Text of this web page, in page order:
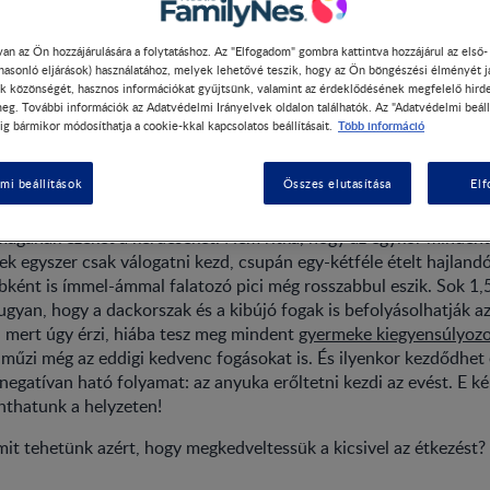
gyerek - konyhai
csemetéknek
következetlenség vagy csupán gyermeki hóbort? – nem egy
ezeket a kérdéseket. Nem ritka, hogy az egykor
egyszer csak válogatni kezd, csupán egy-kétféle ételt
is ímmel-ámmal falatozó pici még rosszabbul eszik. Sok
hogy a dackorszak és a kibújó fogak is befolyásolhatják
mert úgy érzi, hiába tesz meg mindent gyermeke
még az eddigi kedvenc fogásokat is. És ilyenkor
ható folyamat: az anyuka erőltetni kezdi az evést. E
a helyzeten!
tehetünk azért, hogy megkedveltessük a kicsivel az
az Ön hozzájárulására a folytatáshoz. Az "Elfogadom" gombra kattintva hozzájárul az
eljárások) használatához, melyek lehetővé teszik, hogy az Ön böngészési élményét
közönségét, hasznos információkat gyűjtsünk, valamint az érdeklődésének megfelelő
További információk az Adatvédelmi Irányelvek oldalon találhatók. Az "Adatvédelmi
bármikor módosíthatja a cookie-kkal kapcsolatos beállításait. Több információ
beállítások Összes elutasítása